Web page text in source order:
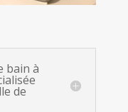
bain à
de